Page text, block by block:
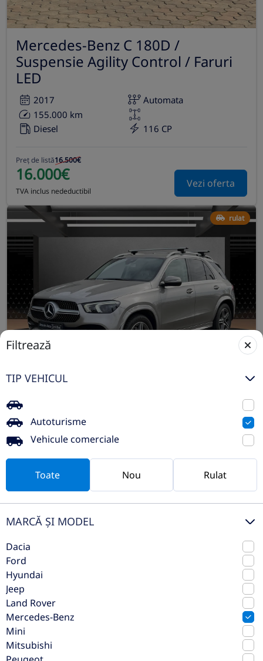
Mercedes-Benz C 180D /
Suspensie Agility Control / Faruri
LED
2017
Automata
155.000 km
Diesel
116 CP
Preț de listă16.500€
16.000€
TVA inclus nedeductibil
Vezi oferta
rulat
Mercedes-Benz GLE 350 d 4MATIC
AMG Line | AIRMATIC | Burmester
2020
149.900 km
4x4 (automat)
Diesel
49.489€
rulat
Filtrează
TIP VEHICUL
Autoturisme
Vehicule comerciale
Toate Nou Rulat
MARCĂ ȘI MODEL
Dacia
Ford
Hyundai
Jeep
Land Rover
Mercedes-Benz
Mini
Mitsubishi